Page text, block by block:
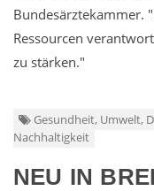
Bundesärztekammer.
Ressourcen
zu stärken."
Gesundheit, Umwelt,
Nachhaltigkeit
NEU IN